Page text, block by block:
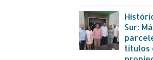
Sur:
títulos